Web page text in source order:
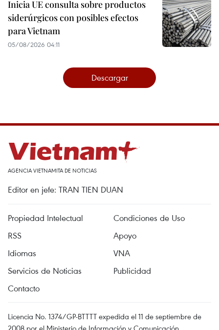
Inicia UE consulta sobre productos
siderúrgicos con posibles efectos
para Vietnam
05/08/2026 04:11
Descargar
AGENCIA VIETNAMITA DE NOTICIAS
Editor en jefe: TRAN TIEN DUAN
Propiedad Intelectual
Condiciones de Uso
RSS
Apoyo
Idiomas
VNA
Servicios de Noticias
Publicidad
Contacto
Licencia No. 1374/GP-BTTTT expedida el 11 de septiembre de